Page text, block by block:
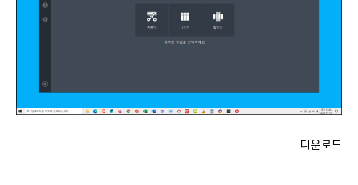
다운로드